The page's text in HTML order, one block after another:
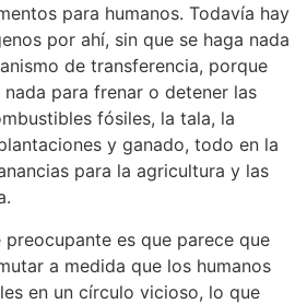
para humanos. Todavía hay
por ahí, sin que se haga nada
de transferencia, porque
para frenar o detener las
fósiles, la tala, la
y ganado, todo en la
para la agricultura y las
preocupante es que parece que
a medida que los humanos
en un círculo vicioso, lo que